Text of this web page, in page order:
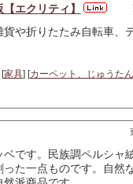
エクリティ】
や折りたたみ自転車
家具] [カーペット、じゅうたん
です。民族調ペルシャ
た一点ものです。自